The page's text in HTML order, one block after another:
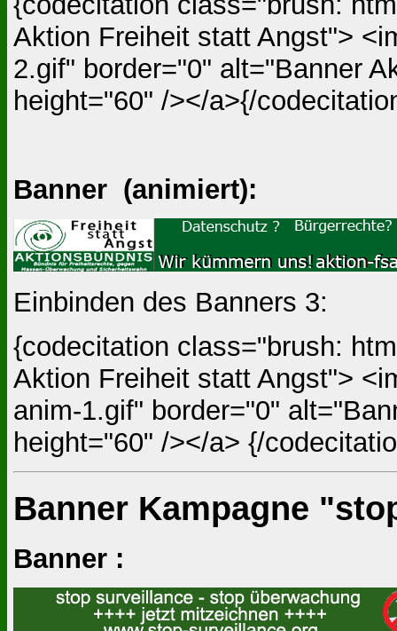
Aktion Freiheit statt Angst">
2.gif" border="0" alt="Banner
height="60" /></a>{/
Banner (animiert):
Einbinden des Banners 3:
{codecitation class="brush:
Aktion Freiheit statt Angst">
anim-1.gif" border="0"
height="60" /></a> {/
Banner Kampagne
Banner :